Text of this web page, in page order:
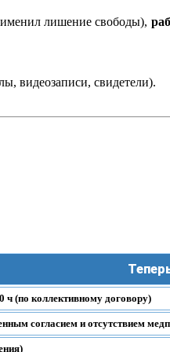
лишение свободы),
видеозаписи, свидетели).
ч (по коллективному договору)
согласием и отсутствием